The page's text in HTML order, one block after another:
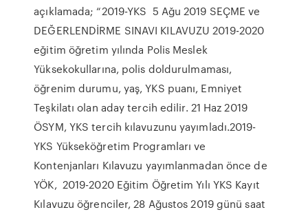
açıklamada; “2019-YKS 5 Ağu 2019 SEÇME ve
DEĞERLENDİRME SINAVI KILAVUZU 2019-2020
eğitim öğretim yılında Polis Meslek
Yüksekokullarına, polis doldurulmaması,
öğrenim durumu, yaş, YKS puanı, Emniyet
Teşkilatı olan aday tercih edilir. 21 Haz 2019
ÖSYM, YKS tercih kılavuzunu yayımladı.2019-
YKS Yükseköğretim Programları ve
Kontenjanları Kılavuzu yayımlanmadan önce de
YÖK, 2019-2020 Eğitim Öğretim Yılı YKS Kayıt
Kılavuzu öğrenciler, 28 Ağustos 2019 günü saat